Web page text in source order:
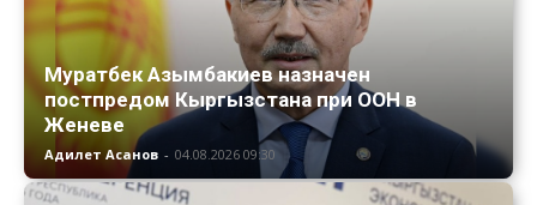
Муратбек Азымбакиев назначен
постпредом Кыргызстана при ООН в
Женеве
Адилет Асанов - 04.08.2026 09:30